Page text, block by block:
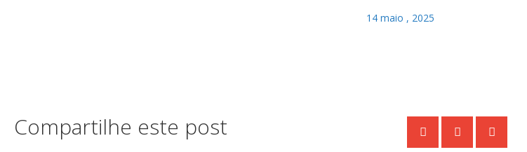
14 maio , 2025
Compartilhe este post